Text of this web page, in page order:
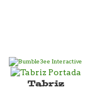
Tabriz